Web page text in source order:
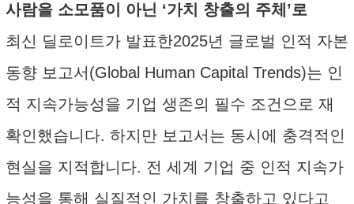
사람을 소모품이 아닌 ‘가치 창출의 주체’로
최신 딜로이트가 발표한2025년 글로벌 인적 자본
동향 보고서(Global Human Capital Trends)는 인
적 지속가능성을 기업 생존의 필수 조건으로 재
확인했습니다. 하지만 보고서는 동시에 충격적인
현실을 지적합니다. 전 세계 기업 중 인적 지속가
능성을 통해 실질적인 가치를 창출하고 있다고